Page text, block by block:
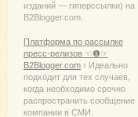
изданий — гиперссылки) на
B2Blogger.com.
Платформа по рассылке
пресс-релизов ☜❶☞
B2Blogger.com › Идеально
подходит для тех случаев,
когда необходимо срочно
распространить сообщение
компании в СМИ.